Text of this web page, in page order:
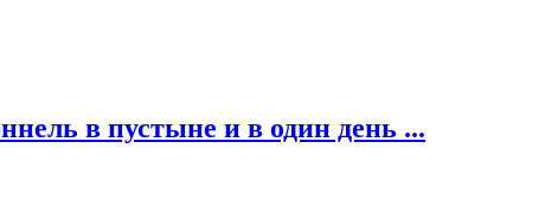
в пустыне и в один день ...